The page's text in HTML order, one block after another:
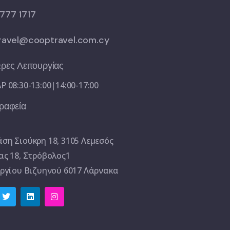
1717
Λειτουργίας
08:30-13:00|14:00-17:00
Σιούκρη 18, 3105 Λεμεσός
18, Στρόβολος1
Βιζυηνού 6017 Λάρνακα